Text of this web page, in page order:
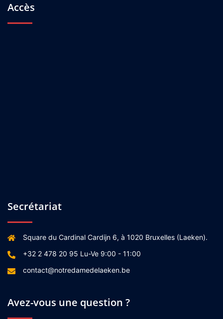
Accès
Secrétariat
Square du Cardinal Cardijn 6, à 1020 Bruxelles (Laeken).
+32 2 478 20 95 Lu-Ve 9:00 - 11:00
contact@notredamedelaeken.be
Avez-vous une question ?